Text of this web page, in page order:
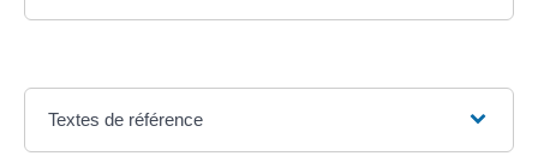
Textes de référence